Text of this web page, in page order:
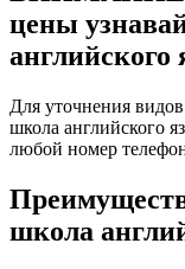
цены
английского
Для уточнения
школа английского
любой номер
школа